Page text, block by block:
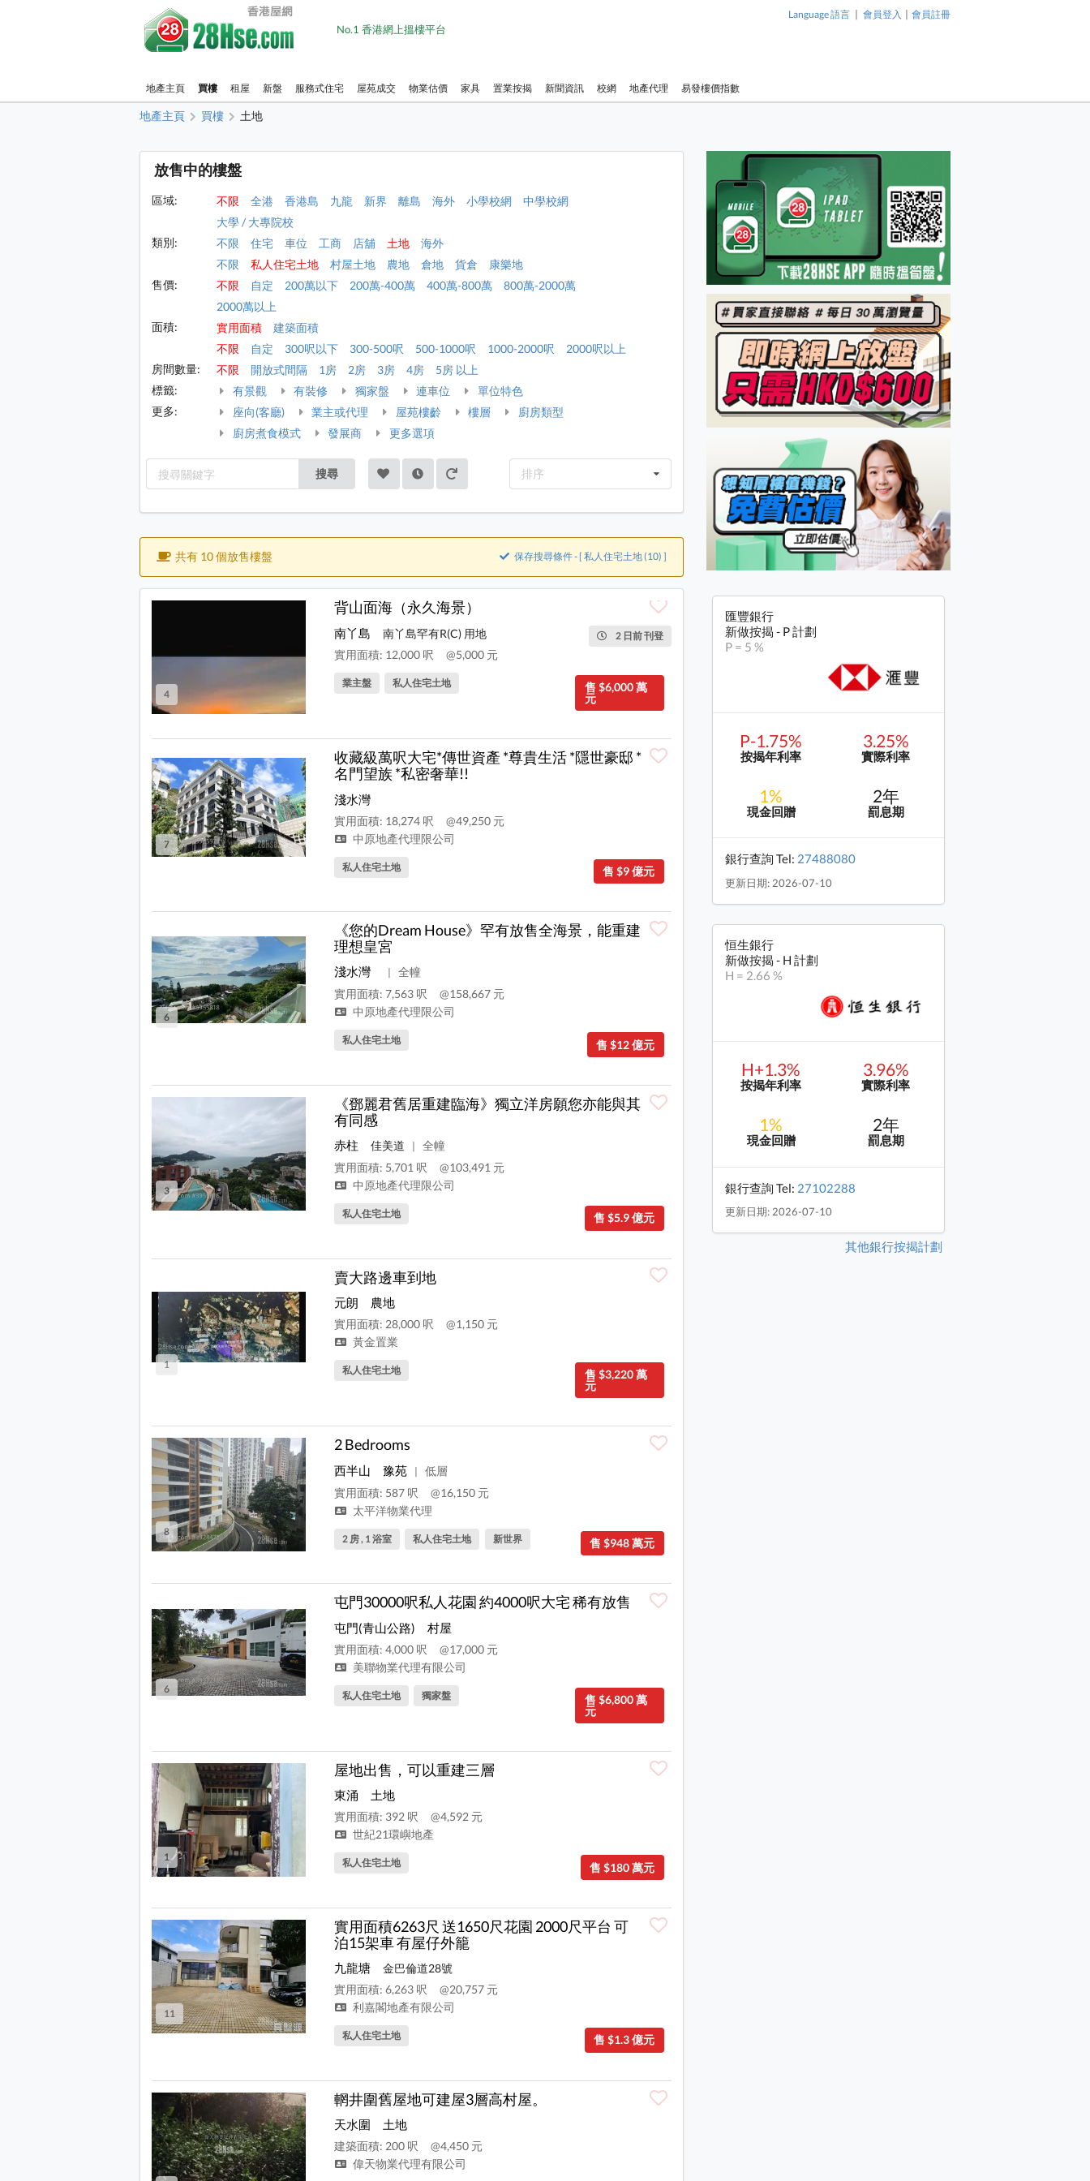
No.1 香港網上搵樓平台
Language 語言 | 會員登入 | 會員註冊
地產主頁 買樓 租屋 新盤 服務式住宅 屋苑成交 物業估價 家具 置業按揭 新聞資訊 校網 地產代理 易發樓價指數
地產主頁 買樓 土地
放售中的樓盤
區域: 不限 全港 香港島 九龍 新界 離島 海外 小學校網
中學校網
大學 / 大專院校
類別:
不限 住宅 車位 工商 店舖 土地
海外
不限
私人住宅土地 村屋土地 農地 倉地 貨倉
康樂地
售價:
不限 自定 200萬以下 200萬-400萬 400萬-800萬
800萬-2000萬
2000萬以上
面積:
實用面積
建築面積
不限
自定 300呎以下 300-500呎 500-1000呎 1000-2000呎
2000呎以上
房間數量:
不限 開放式間隔 1房 2房 3房 4房
5房 以上
標籤:
有景觀 有裝修 獨家盤 連車位
單位特色
更多:
座向(客廳) 業主或代理 屋苑樓齡 樓層
廚房類型
廚房煮食模式
發展商 更多選項
搜尋 排序
共有 10 個放售樓盤 保存搜尋條件 - [ 私人住宅土地 (10) ]
4
背山面海（永久海景）
2 日前 刊登
南丫島
南丫島罕有R(C) 用地
實用面積: 12,000 呎
@5,000 元
售 $6,000 萬
元
業主盤 私人住宅土地
7
收藏級萬呎大宅*傳世資產 *尊貴生活 *隱世豪邸 *
名門望族 *私密奢華!!
淺水灣
實用面積: 18,274 呎
@49,250 元
中原地產代理限公司
售 $9 億元
私人住宅土地
6
《您的Dream House》罕有放售全海景，能重建
理想皇宮
淺水灣 |
全幢
實用面積: 7,563 呎
@158,667 元
中原地產代理限公司
售 $12 億元
私人住宅土地
3
《鄧麗君舊居重建臨海》獨立洋房願您亦能與其
有同感
赤柱 佳美道 |
全幢
實用面積: 5,701 呎
@103,491 元
中原地產代理限公司
售 $5.9 億元
私人住宅土地
1
賣大路邊車到地
元朗 農地
實用面積: 28,000 呎
@1,150 元
黃金置業
售 $3,220 萬
元
私人住宅土地
8
2 Bedrooms
西半山 豫苑 |
低層
實用面積: 587 呎
@16,150 元
太平洋物業代理
售 $948 萬元
2 房 , 1 浴室 私人住宅土地 新世界
6
屯門30000呎私人花園 約4000呎大宅 稀有放售
屯門(青山公路) 村屋
實用面積: 4,000 呎
@17,000 元
美聯物業代理有限公司
售 $6,800 萬
元
私人住宅土地 獨家盤
1
屋地出售，可以重建三層
東涌 土地
實用面積: 392 呎
@4,592 元
世紀21環嶼地產
售 $180 萬元
私人住宅土地
11
實用面積6263尺 送1650尺花園 2000尺平台 可
泊15架車 有屋仔外籠
九龍塘
金巴倫道28號
實用面積: 6,263 呎
@20,757 元
利嘉閣地產有限公司
售 $1.3 億元
私人住宅土地
輞井圍舊屋地可建屋3層高村屋。
天水圍 土地
建築面積: 200 呎
@4,450 元
偉天物業代理有限公司
匯豐銀行
新做按揭 - P 計劃
P = 5 %
P-1.75%
按揭年利率
3.25%
實際利率
1%
現金回贈
2年
罰息期
銀行查詢 Tel: 27488080
更新日期: 2026-07-10
恒生銀行
新做按揭 - H 計劃
H = 2.66 %
H+1.3%
按揭年利率
3.96%
實際利率
1%
現金回贈
2年
罰息期
銀行查詢 Tel: 27102288
更新日期: 2026-07-10
其他銀行按揭計劃